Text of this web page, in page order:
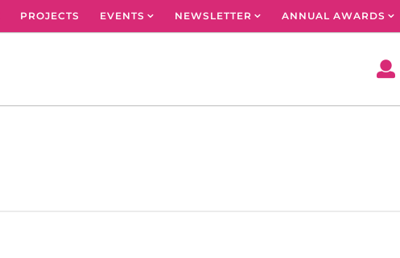
PROJECTS EVENTS NEWSLETTER ANNUAL AWARDS